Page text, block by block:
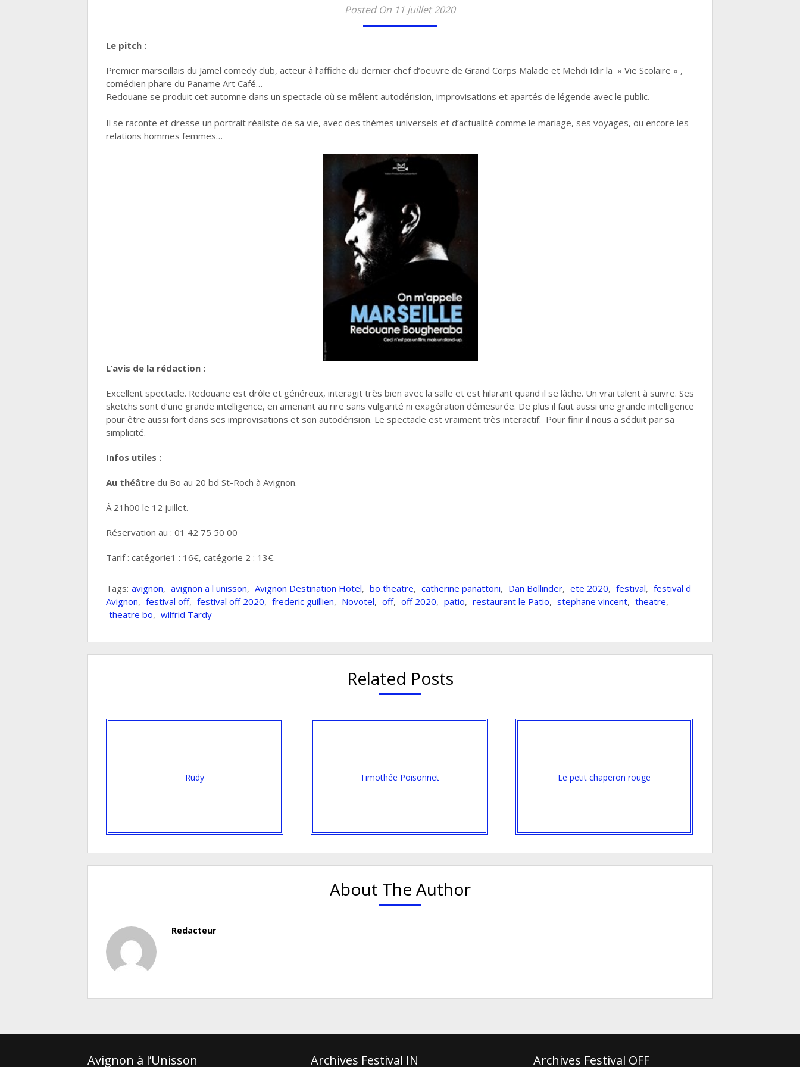
Posted On 11 juillet 2020
Le pitch :
Premier marseillais du Jamel comedy club, acteur à l’affiche du dernier chef d’oeuvre de Grand Corps Malade et Mehdi Idir la » Vie Scolaire « ,
comédien phare du Paname Art Café…
Redouane se produit cet automne dans un spectacle où se mêlent autodérision, improvisations et apartés de légende avec le public.
Il se raconte et dresse un portrait réaliste de sa vie, avec des thèmes universels et d’actualité comme le mariage, ses voyages, ou encore les
relations hommes femmes…
L’avis de la rédaction :
Excellent spectacle. Redouane est drôle et généreux, interagit très bien avec la salle et est hilarant quand il se lâche. Un vrai talent à suivre. Ses
sketchs sont d’une grande intelligence, en amenant au rire sans vulgarité ni exagération démesurée. De plus il faut aussi une grande intelligence
pour être aussi fort dans ses improvisations et son autodérision. Le spectacle est vraiment très interactif. Pour finir il nous a séduit par sa
simplicité.
Infos utiles :
Au théâtre du Bo au 20 bd St-Roch à Avignon.
À 21h00 le 12 juillet.
Réservation au : 01 42 75 50 00
Tarif : catégorie1 : 16€, catégorie 2 : 13€.
Tags: avignon, avignon a l unisson, Avignon Destination Hotel, bo theatre, catherine panattoni, Dan Bollinder, ete 2020, festival, festival d
Avignon, festival off, festival off 2020, frederic guillien, Novotel, off, off 2020, patio, restaurant le Patio, stephane vincent, theatre,
theatre bo, wilfrid Tardy
Related Posts
Rudy Timothée Poisonnet Le petit chaperon rouge
About The Author
Redacteur
Avignon à l’Unisson Archives Festival IN Archives Festival OFF